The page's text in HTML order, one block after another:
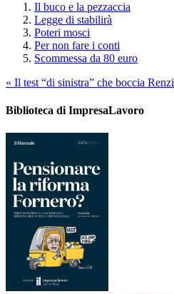
Il buco e la pezzaccia
Legge di stabilirà
Poteri mosci
Per non fare i conti
Scommessa da 80 euro
« Il test “di sinistra” che boccia Renzi
Biblioteca di ImpresaLavoro